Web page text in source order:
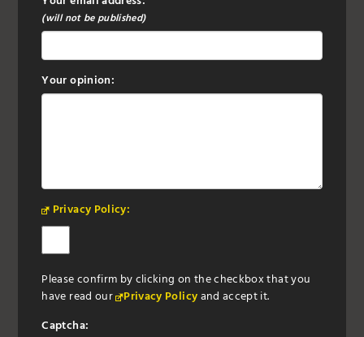
(will not be published)
Your opinion:
Privacy Policy:
Please confirm by clicking on the checkbox that you
have read our Privacy Policyand accept it.
Captcha: